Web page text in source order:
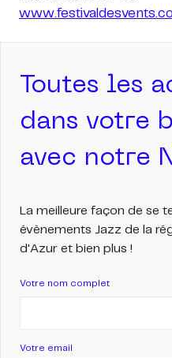
Toutes les
dans votre
avec notre
La meilleure façon de se
évènements Jazz de la
d'Azur et bien plus !
Votre nom complet
Votre email